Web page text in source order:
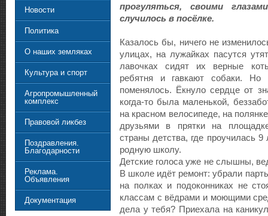
прогуляться, своими
случилось в посёлке.
Казалось бы, ничего не
улицах, на лужайках пасутся
лавочках сидят их верные
ребятня и гавкают собаки.
поменялось. Ёкнуло сердце от
когда-то была маленькой,
на красном велосипеде, на
друзьями в прятки на
страны детства, где проучилась
родную школу.
Детские голоса уже не слышны,
В школе идёт ремонт: убрали
на полках и подоконниках не
классам с вёдрами и моющими
дела у тебя? Приехала на
Новости
Политика
О наших земляках
Культура и спорт
Агропромышленный
комплекс
Правовой ликбез
Поздравления.
Благодарности
Реклама.
Объявления
Документация